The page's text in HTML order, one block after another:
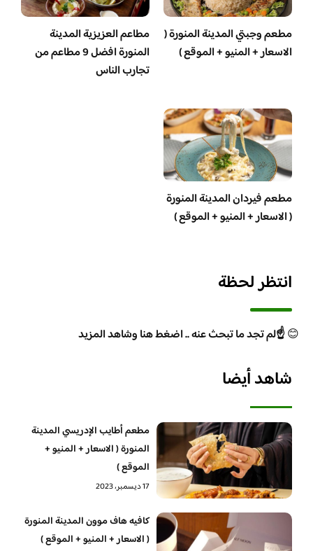
مطعم وجبتي المدينة المنورة (
الاسعار + المنيو + الموقع )
مطاعم العزيزية المدينة
المنورة افضل 9 مطاعم من
تجارب الناس
مطعم فيردان المدينة المنورة
( الاسعار + المنيو + الموقع )
انتظر لحظة
😊☝️لم تجد ما تبحث عنه .. اضغط هنا وشاهد المزيد
شاهد أيضا
مطعم أطايب الإدريسي المدينة
المنورة ( الاسعار + المنيو +
الموقع )
17 ديسمبر، 2023
كافيه هاف موون المدينة المنورة
( الاسعار + المنيو + الموقع )